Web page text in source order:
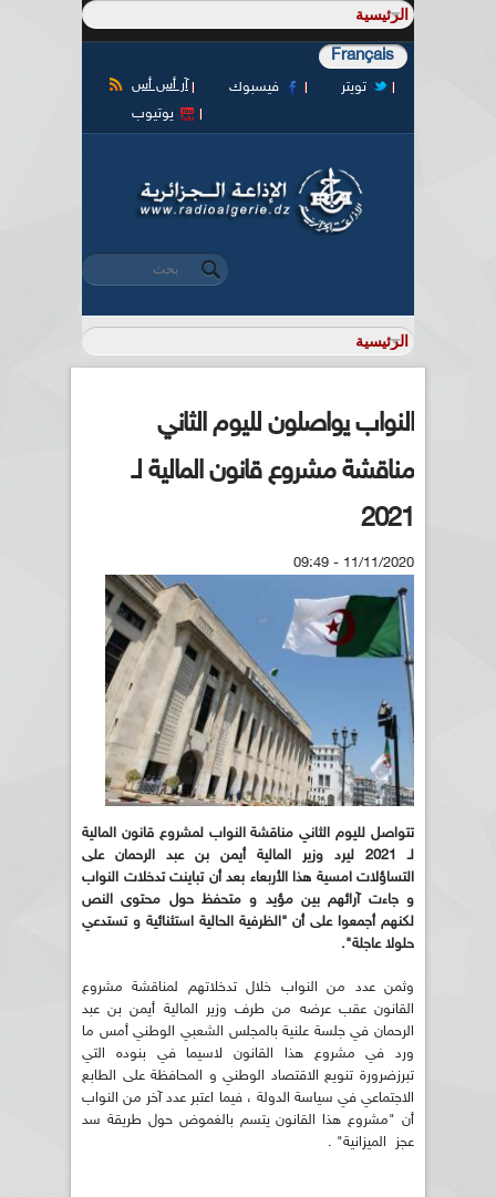
Français
آر أس أس فيسبوك
تويتر
يوتيوب
استمارة البحث
‏بحث ‏
النواب يواصلون لليوم الثاني
مناقشة مشروع قانون المالية لـ
2021
11/11/2020 - 09:49
تتواصل لليوم الثاني مناقشة النواب لمشروع قانون المالية
لـ 2021 ليرد وزير المالية أيمن بن عبد الرحمان على
التساؤلات امسية هذا الأربعاء بعد أن تباينت تدخلات النواب
و جاءت آرائهم بين مؤيد و متحفظ حول محتوى النص
لكنهم أجمعوا على أن "الظرفية الحالية استثنائية و تستدعي
حلولا عاجلة".
وثمن عدد من النواب خلال تدخلاتهم لمناقشة مشروع
القانون عقب عرضه من طرف وزير المالية أيمن بن عبد
الرحمان في جلسة علنية بالمجلس الشعبي الوطني أمس ما
ورد في مشروع هذا القانون لاسيما في بنوده التي
تبرزضرورة تنويع الاقتصاد الوطني و المحافظة على الطابع
الاجتماعي في سياسة الدولة ، فيما اعتبر عدد آخر من النواب
أن "مشروع هذا القانون يتسم بالغموض حول طريقة سد
عجز الميزانية" .